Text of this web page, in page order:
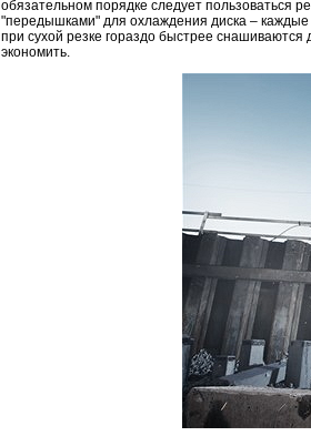
обязательном порядке следует пользоваться
"передышками" для охлаждения диска – каждые
при сухой резке гораздо быстрее снашиваются
экономить.